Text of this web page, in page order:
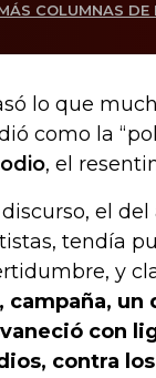
COLUMNAS DE
lo que
como la
, el
discurso, el
tendía
y
campaña, un
con
contra